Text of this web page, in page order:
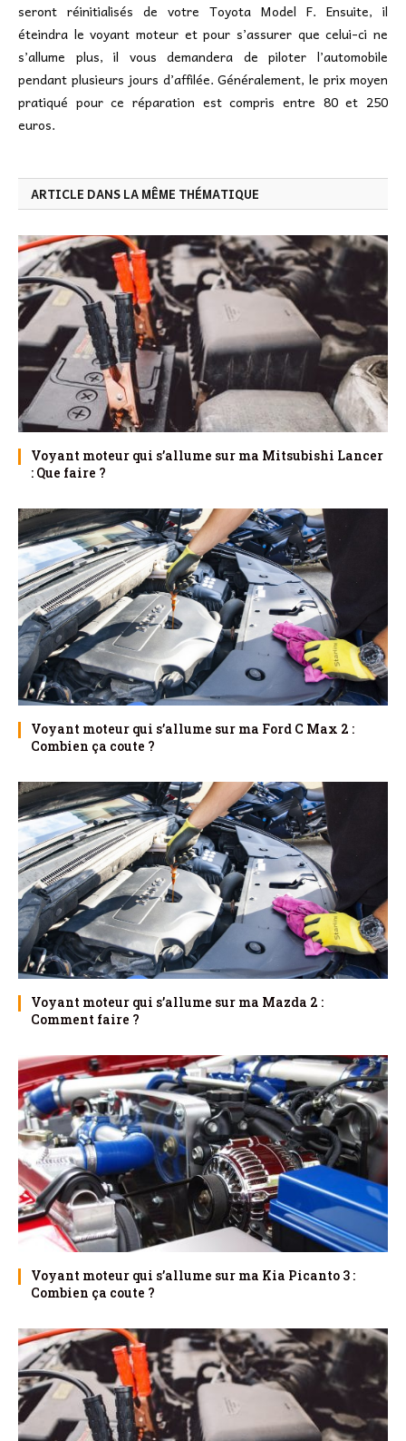
seront réinitialisés de votre Toyota Model F. Ensuite, il
éteindra le voyant moteur et pour s’assurer que celui-ci ne
s’allume plus, il vous demandera de piloter l’automobile
pendant plusieurs jours d’affilée. Généralement, le prix moyen
pratiqué pour ce réparation est compris entre 80 et 250
euros.
ARTICLE DANS LA MÊME THÉMATIQUE
Voyant moteur qui s’allume sur ma Mitsubishi Lancer
: Que faire ?
Voyant moteur qui s’allume sur ma Ford C Max 2 :
Combien ça coute ?
Voyant moteur qui s’allume sur ma Mazda 2 :
Comment faire ?
Voyant moteur qui s’allume sur ma Kia Picanto 3 :
Combien ça coute ?